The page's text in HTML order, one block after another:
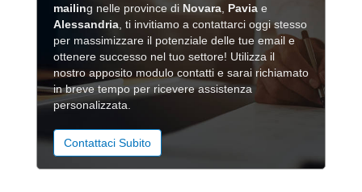
mailing nelle province di Novara Pavia e
Alessandria , ti invitiamo a contattarci oggi stesso
per massimizzare il potenziale delle tue email e
ottenere successo nel tuo settore! Utilizza il
nostro apposito modulo contatti e sarai richiamato
in breve tempo per ricevere assistenza
personalizzata.
Contattaci Subito